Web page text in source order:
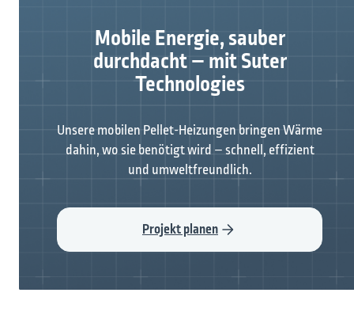
Mobile Energie, sauber
durchdacht – mit Suter
Technologies
Unsere mobilen Pellet-Heizungen bringen Wärme
dahin, wo sie benötigt wird – schnell, effizient
und umweltfreundlich.
Projekt planen